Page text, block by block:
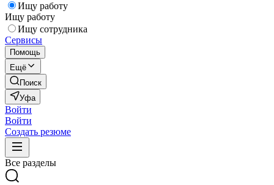
Ищу работу
Ищу работу
Ищу сотрудника
Сервисы
Помощь
Ещё
Поиск
Уфа
Войти
Войти
Создать резюме
Все разделы